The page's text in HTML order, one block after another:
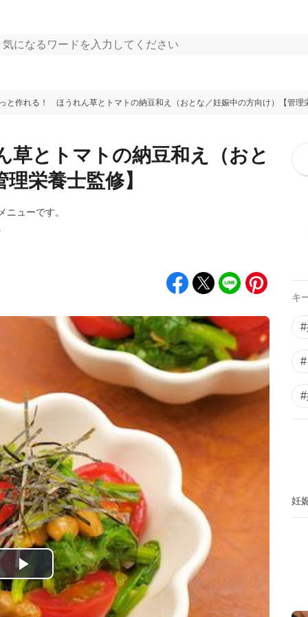
と作れる！ ほうれん草とトマトの納豆和え（おとな／妊娠中の方向け）【管理
とトマトの納豆和え（おと
栄養士監修】
ューです。
P
l
キ
妊